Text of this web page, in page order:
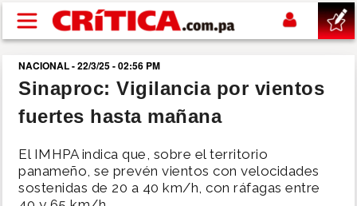
Pasar al contenido principal
buscar
SUCESOS
NACIONAL
NACIONAL - 22/3/25 - 02:56 PM
Sinaproc: Vigilancia por vientos
fuertes hasta mañana
El IMHPA indica que, sobre el territorio
panameño, se prevén vientos con velocidades
sostenidas de 20 a 40 km/h, con ráfagas entre